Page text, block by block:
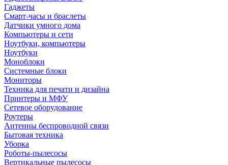
Гаджеты
Смарт-часы и браслеты
Датчики умного дома
Компьютеры и сети
Ноутбуки, компьютеры
Ноутбуки
Моноблоки
Системные блоки
Мониторы
Техника для печати и дизайна
Принтеры и МФУ
Сетевое оборудование
Роутеры
Антенны беспроводной связи
Бытовая техника
Уборка
Роботы-пылесосы
Вертикальные пылесосы